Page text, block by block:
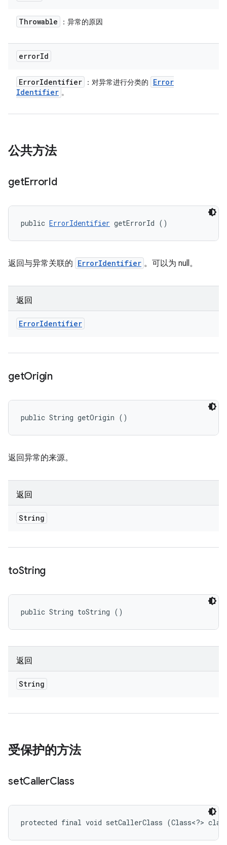
Throwable ：异常的原因
errorId
ErrorIdentifier ：对异常进行分类的
Error
Identifier 。
公共方法
getErrorId
public ErrorIdentifier getErrorId ()
返回与异常关联的 ErrorIdentifier 。可以为 null。
返回
ErrorIdentifier
getOrigin
public String getOrigin ()
返回异常的来源。
返回
String
toString
public String toString ()
返回
String
受保护的方法
setCallerClass
protected final void setCallerClass (Class<?>